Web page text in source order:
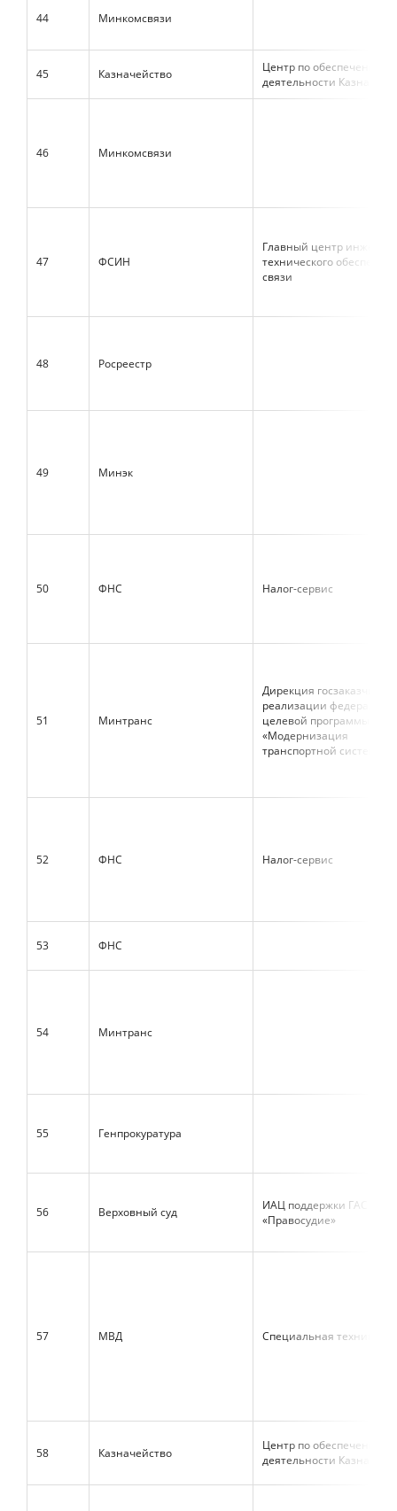
44 Минкомсвязи
45 Казначейство
Центр по обеспечению
деятельности
46 Минкомсвязи
47 ФСИН
Главный центр
технического
связи
48 Росреестр
49 Минэк
50 ФНС Налог-сервис
51 Минтранс
Дирекция госзаказчика
реализации
целевой программы
«Модернизация
транспортной системы
52 ФНС Налог-сервис
53 ФНС
54 Минтранс
55 Генпрокуратура
56 Верховный суд
ИАЦ поддержки ГАС
«Правосудие»
57 МВД Специальная техника и
58 Казначейство
Центр по обеспечению
деятельности